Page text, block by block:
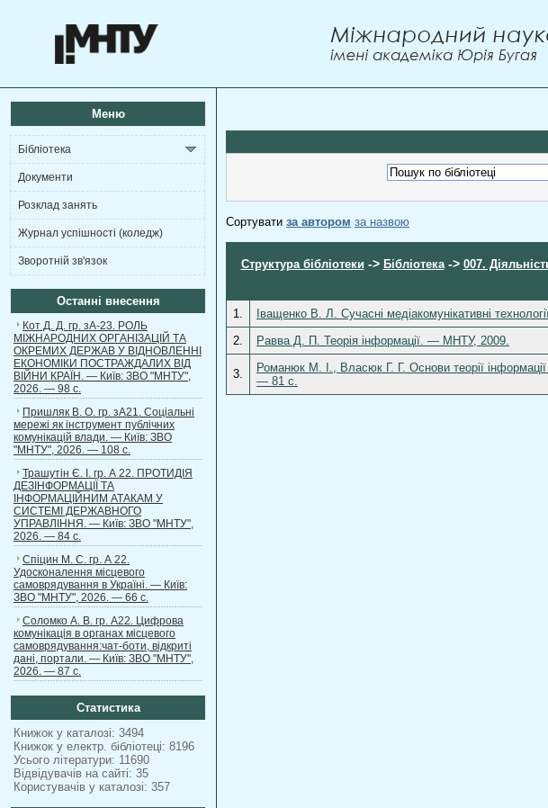
Меню
Бібліотека
Документи
Розклад занять
Журнал успішності (коледж)
Зворотній зв'язок
Останні внесення
Кот Д. Д. гр. зА-23. РОЛЬ
МІЖНАРОДНИХ ОРГАНІЗАЦІЙ ТА
ОКРЕМИХ ДЕРЖАВ У ВІДНОВЛЕННІ
ЕКОНОМІКИ ПОСТРАЖДАЛИХ ВІД
ВІЙНИ КРАЇН. — Київ: ЗВО "МНТУ",
2026. — 98 с.
Пришляк В. О. гр. зА21. Соціальні
мережі як інструмент публічних
комунікацій влади. — Київ: ЗВО
"МНТУ", 2026. — 108 с.
Трашутін Є. І. гр. А 22. ПРОТИДІЯ
ДЕЗІНФОРМАЦІЇ ТА
ІНФОРМАЦІЙНИМ АТАКАМ У
СИСТЕМІ ДЕРЖАВНОГО
УПРАВЛІННЯ. — Київ: ЗВО "МНТУ",
2026. — 84 с.
Спіцин М. С. гр. А 22.
Удосконалення місцевого
самоврядування в Україні. — Київ:
ЗВО "МНТУ", 2026. — 66 с.
Соломко А. В. гр. А22. Цифрова
комунікація в органах місцевого
самоврядування:чат-боти, відкриті
дані, портали. — Київ: ЗВО "МНТУ",
2026. — 87 с.
Статистика
Книжок у каталозі: 3494
Книжок у електр. бібліотеці: 8196
Усього літератури: 11690
Відвідувачів на сайті: 35
Користувачів у каталозі: 357
Сортувати за автором за назвою
Структура бібліотеки -> Бібліотека-> 007.
1.
Іващенко В. Л. Сучасні медіакомунікативні
2.
Равва Д. П. Теорія інформації. — МНТУ, 2009.
3.
Романюк М. І., Власюк Г. Г. Основи теорії
— 81 с.